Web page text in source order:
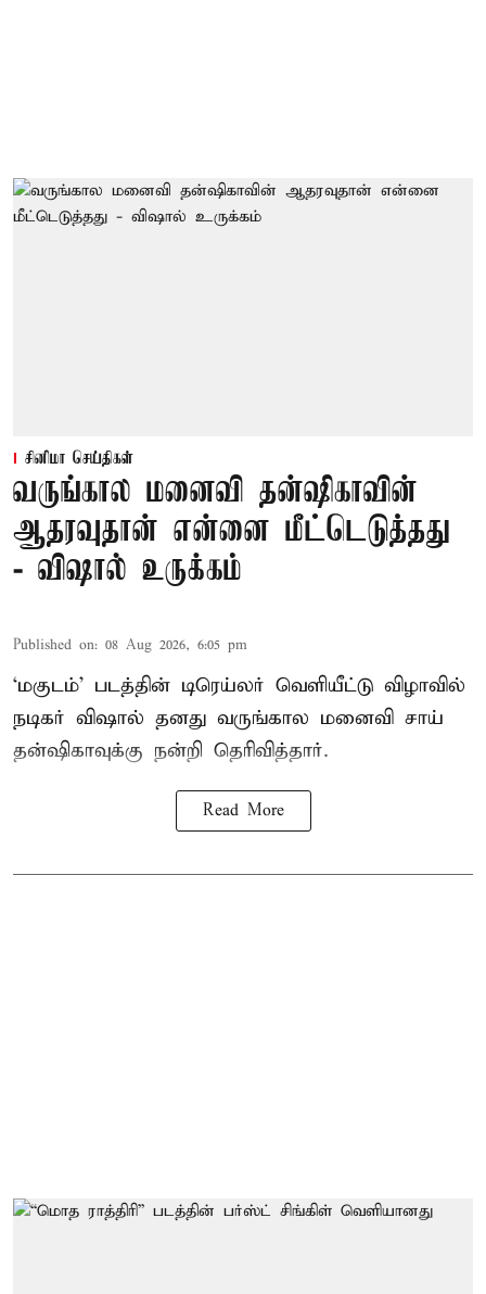
சினிமா செய்திகள்
வருங்கால மனைவி தன்ஷிகாவின்
ஆதரவுதான் என்னை மீட்டெடுத்தது
- விஷால் உருக்கம்
Published on: 08 Aug 2026, 6:05 pm
‘மகுடம்’ படத்தின் டிரெய்லர் வெளியீட்டு விழாவில்
நடிகர் விஷால் தனது வருங்கால மனைவி சாய்
தன்ஷிகாவுக்கு நன்றி தெரிவித்தார்.
Read More